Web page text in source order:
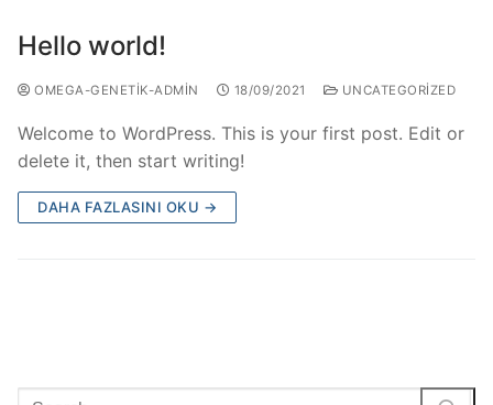
Hello world!
OMEGA-GENETIK-ADMIN 18/09/2021 UNCATEGORIZED
Welcome to WordPress. This is your first post. Edit or
delete it, then start writing!
DAHA FAZLASINI OKU →